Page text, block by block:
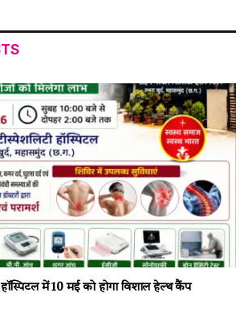
में 10 मई को होगा विशाल हेल्थ कैंप